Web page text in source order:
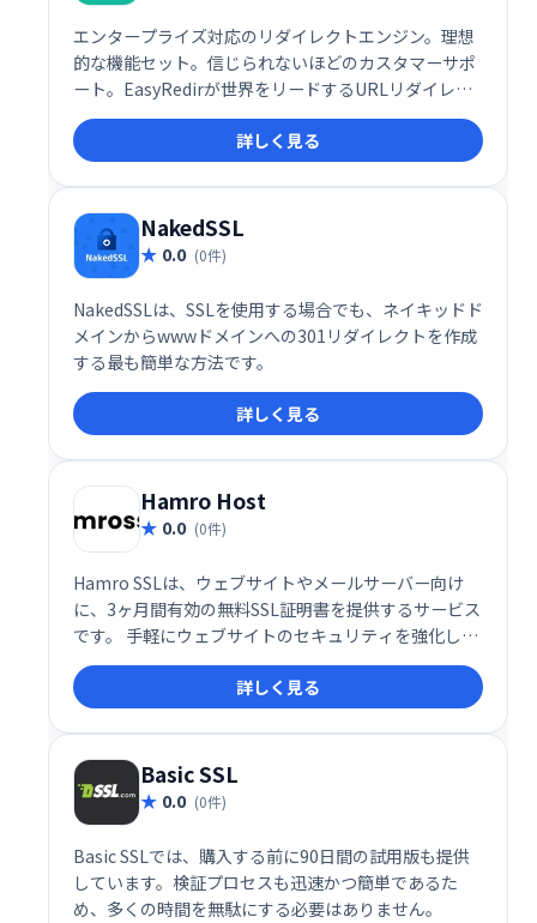
エンタープライズ対応のリダイレクトエンジン。理想
的な機能セット。信じられないほどのカスタマーサポ
ート。EasyRedirが世界をリードするURLリダイレク
トサービスである理由をご覧ください。
詳しく見る
NakedSSL
0.0 (0件)
NakedSSLは、SSLを使用する場合でも、ネイキッドド
メインからwwwドメインへの301リダイレクトを作成
する最も簡単な方法です。
詳しく見る
Hamro Host
0.0 (0件)
Hamro SSLは、ウェブサイトやメールサーバー向け
に、3ヶ月間有効の無料SSL証明書を提供するサービス
です。 手軽にウェブサイトのセキュリティを強化し、
安全な通信環境を実現できます。無料なので、まずは
お試しください。
詳しく見る
Basic SSL
0.0 (0件)
Basic SSLでは、購入する前に90日間の試用版も提供
しています。検証プロセスも迅速かつ簡単であるた
め、多くの時間を無駄にする必要はありません。